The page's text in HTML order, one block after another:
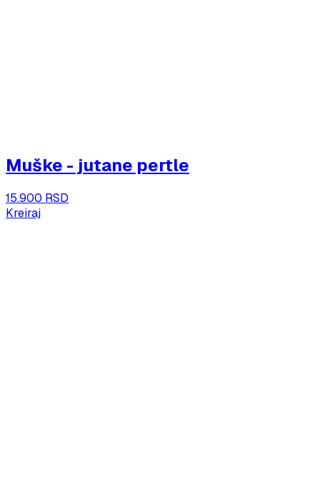
Muške - jutane pertle
15.900 RSD
Kreiraj